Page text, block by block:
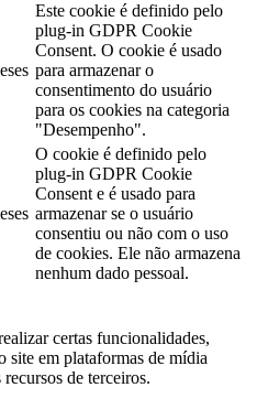
Este cookie é definido pelo
plug-in GDPR Cookie
Consent. O cookie é usado
para armazenar o
consentimento do usuário
para os cookies na categoria
"Desempenho".
O cookie é definido pelo
plug-in GDPR Cookie
Consent e é usado para
armazenar se o usuário
consentiu ou não com o uso
de cookies. Ele não armazena
nenhum dado pessoal.
certas funcionalidades,
site em plataformas de mídia
de terceiros.